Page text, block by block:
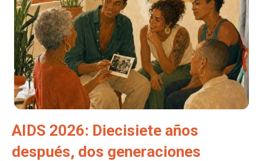
AIDS 2026: Diecisiete años
después, dos generaciones